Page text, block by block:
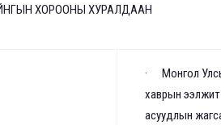
ХОРООНЫ ХУРАЛДААН
·
Монгол
хаврын ээлжит
асуудлын